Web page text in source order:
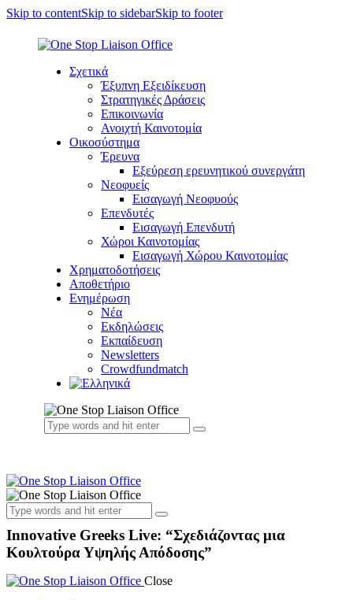
Skip to contentSkip to sidebarSkip to footer
Σχετικά
Έξυπνη Εξειδίκευση
Στρατηγικές Δράσεις
Επικοινωνία
Ανοιχτή Καινοτομία
Οικοσύστημα
Έρευνα
Εξεύρεση ερευνητικού συνεργάτη
Νεοφυείς
Εισαγωγή Νεοφυούς
Επενδυτές
Εισαγωγή Επενδυτή
Χώροι Καινοτομίας
Εισαγωγή Χώρου Καινοτομίας
Χρηματοδοτήσεις
Αποθετήριο
Ενημέρωση
Νέα
Εκδηλώσεις
Εκπαίδευση
Newsletters
Crowdfundmatch
Innovative Greeks Live: “Σχεδιάζοντας μια
Κουλτούρα Υψηλής Απόδοσης”
Close